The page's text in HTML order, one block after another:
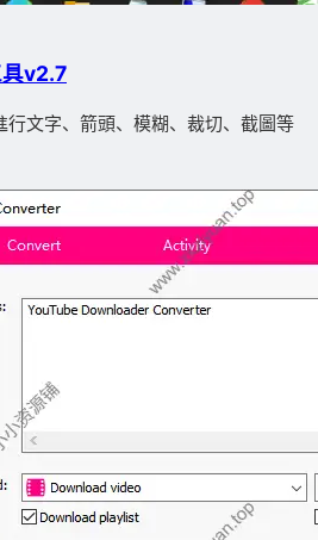
v2.7
行文字、箭頭、模糊、裁切、截圖等